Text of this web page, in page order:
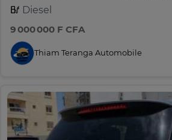
Diesel
9 000 000 F CFA
Thiam Teranga Automobile